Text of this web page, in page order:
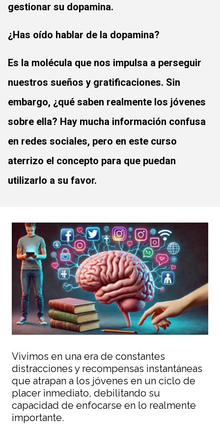
gestionar su dopamina.
¿Has oído hablar de la dopamina?
Es la molécula que nos impulsa a perseguir
nuestros sueños y gratificaciones. Sin
embargo, ¿qué saben realmente los jóvenes
sobre ella? Hay mucha información confusa
en redes sociales, pero en este curso
aterrizo el concepto para que puedan
utilizarlo a su favor.
Vivimos en una era de constantes
distracciones y recompensas instantáneas
que atrapan a los jóvenes en un ciclo de
placer inmediato, debilitando su
capacidad de enfocarse en lo realmente
importante.